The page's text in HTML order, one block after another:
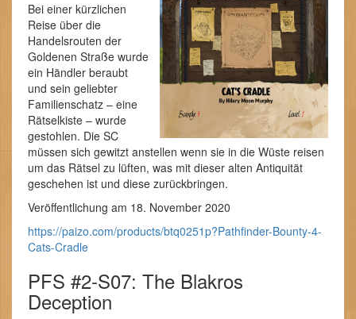
Bei einer kürzlichen
Reise über die
Handelsrouten der
Goldenen Straße wurde
ein Händler beraubt
und sein geliebter
Familienschatz – eine
Rätselkiste – wurde
gestohlen. Die SC
müssen sich gewitzt anstellen wenn sie in die Wüste reisen
um das Rätsel zu lüften, was mit dieser alten Antiquität
geschehen ist und diese zurückbringen.
Veröffentlichung am 18. November 2020
https://paizo.com/products/btq0251p?Pathfinder-Bounty-4-
Cats-Cradle
PFS #2-S07: The Blakros
Deception